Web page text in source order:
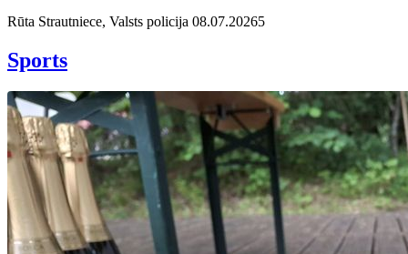
Rūta Strautniece, Valsts policija 08.07.20265
Sports